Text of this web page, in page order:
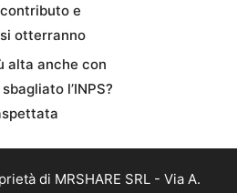
e
otterranno
alta anche con
l’INPS?
di MRSHARE SRL - Via A.